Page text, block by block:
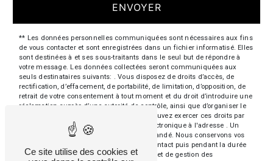
ENVOYER
** Les données personnelles communiquées sont nécessaires aux fins
de vous contacter et sont enregistrées dans un fichier informatisé. Elles
sont destinées à et ses sous-traitants dans le seul but de répondre à
votre message. Les données collectées seront communiquées aux
seuls destinataires suivants: . Vous disposez de droits d’accès, de
rectification, d’effacement, de portabilité, de limitation, d’opposition, de
retrait de votre consentement à tout moment et du droit d’introduire une
réclamation auprès d’une autorité de contrôle, ainsi que d’organiser le
sort de vos données post-mortem. Vous pouvez exercer ces droits par
voie postale à l'adresse ou par courrier électronique à l'adresse . Un
justificatif d'identité pourra vous être demandé. Nous conservons vos
données pendant la période de prise de contact puis pendant la durée
de prescription légale aux fins probatoires et de gestion des
Ce site utilise des cookies et